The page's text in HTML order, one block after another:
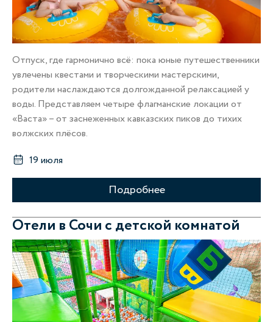
Отпуск, где гармонично всё: пока юные путешественники
увлечены квестами и творческими мастерскими,
родители наслаждаются долгожданной релаксацией у
воды. Представляем четыре флагманские локации от
«Васта» – от заснеженных кавказских пиков до тихих
волжских плёсов.
19 июля
Подробнее
Отели в Сочи с детской комнатой